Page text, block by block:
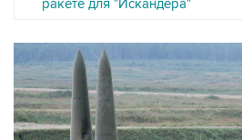
ракете для "Искандера"